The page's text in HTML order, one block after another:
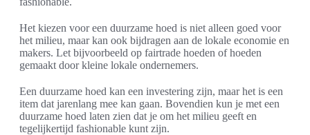
Het kiezen voor een duurzame hoed is niet alleen goed voor
het milieu, maar kan ook bijdragen aan de lokale economie en
makers. Let bijvoorbeeld op fairtrade hoeden of hoeden
gemaakt door kleine lokale ondernemers.
Een duurzame hoed kan een investering zijn, maar het is een
item dat jarenlang mee kan gaan. Bovendien kun je met een
duurzame hoed laten zien dat je om het milieu geeft en
tegelijkertijd fashionable kunt zijn.